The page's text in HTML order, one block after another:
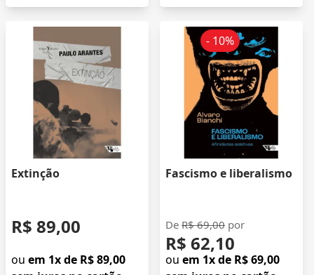
Extinção
R$ 89,00
ou em 1x de R$ 89,00
Fascismo e liberalismo
De R$ 69,00 por
R$ 62,10
ou em 1x de R$ 69,00
- 10%